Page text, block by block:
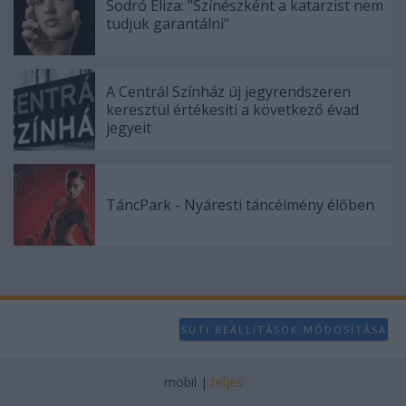
Sodró Eliza: "Színészként a katarzist nem
tudjuk garantálni"
A Centrál Színház új jegyrendszeren
keresztül értékesíti a következő évad
jegyeit
TáncPark - Nyáresti táncélmény élőben
SÜTI BEÁLLÍTÁSOK MÓDOSÍTÁSA
mobil | teljes